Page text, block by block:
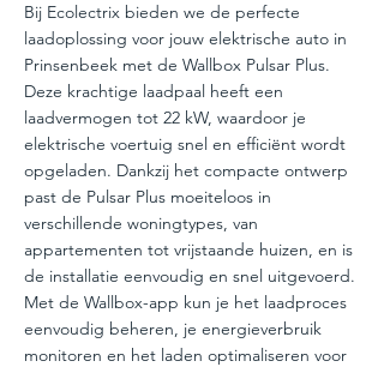
Bij Ecolectrix bieden we de perfecte
laadoplossing voor jouw elektrische auto in
Prinsenbeek met de Wallbox Pulsar Plus.
Deze krachtige laadpaal heeft een
laadvermogen tot 22 kW, waardoor je
elektrische voertuig snel en efficiënt wordt
opgeladen. Dankzij het compacte ontwerp
past de Pulsar Plus moeiteloos in
verschillende woningtypes, van
appartementen tot vrijstaande huizen, en is
de installatie eenvoudig en snel uitgevoerd.
Met de Wallbox-app kun je het laadproces
eenvoudig beheren, je energieverbruik
monitoren en het laden optimaliseren voor